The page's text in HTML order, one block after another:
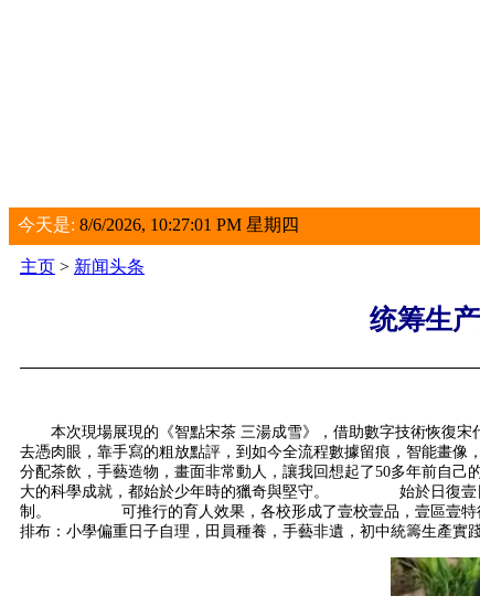
今天是: 8/6/2026, 10:27:01 PM 星期四
主页 > 新闻头条
统筹生
本次現場展現的《智點宋茶 三湯成雪》，借助數字技術恢復
去憑肉眼，靠手寫的粗放點評，到如今全流程數據留痕，智能
分配茶飲，手藝造物，畫面非常動人，讓我回想起了50多年前
大的科學成就，都始於少年時的獵奇與堅守。 始於日復壹日的
制。 可推行的育人效果，各校形成了壹校壹品，壹區壹特
排布：小學偏重日子自理，田員種養，手藝非遺，初中統籌生產實